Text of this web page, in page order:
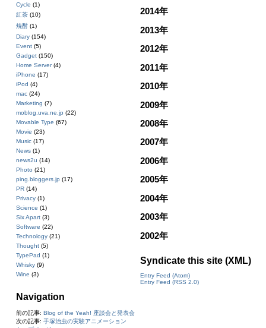
Cycle (1)
紅茶 (10)
焼酎 (1)
Diary (154)
Event (5)
Gadget (150)
Home Server(4)
iPhone (17)
iPod (4)
mac (24)
Marketing (7)
moblog.uva.ne.jp (22)
Movable Type (67)
Movie (23)
Music (17)
News (1)
news2u (14)
Photo (21)
ping.bloggers.jp (17)
PR (14)
Privacy (1)
Science (1)
Six Apart (3)
Software (22)
Technology (21)
Thought (5)
TypePad (1)
Whisky (9)
Wine (3)
2014年
2013年
2012年
2011年
2010年
2009年
2008年
2007年
2006年
2005年
2004年
2003年
2002年
Syndicate this site (XML)
Entry Feed (Atom)
Entry Feed (RSS 2.0)
Navigation
前の記事: Blog of the Yeah! 座談会と発表会
次の記事: 手塚治虫の実験アニメーション